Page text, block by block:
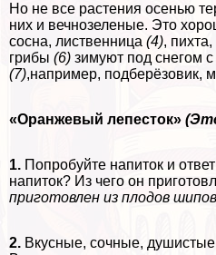
Но не все растения осенью
них и вечнозеленые. Это
сосна, лиственница (4),
грибы (6) зимуют под снегом
(7),например, подберёзовик,
«Оранжевый лепесток»
1. Попробуйте напиток и
напиток? Из чего он
приготовлен из плодов
2. Вкусные, сочные,